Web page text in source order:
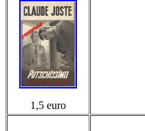
1,5 euro